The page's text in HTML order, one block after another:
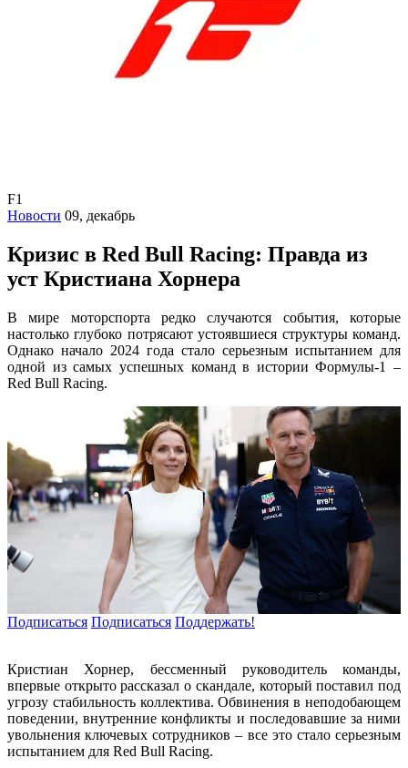
F1
Новости 09, декабрь
Кризис в Red Bull Racing: Правда из
уст Кристиана Хорнера
В мире моторспорта редко случаются события, которые
настолько глубоко потрясают устоявшиеся структуры команд.
Однако начало 2024 года стало серьезным испытанием для
одной из самых успешных команд в истории Формулы-1 –
Red Bull Racing.
Подписаться Подписаться Поддержать!
Кристиан Хорнер, бессменный руководитель команды,
впервые открыто рассказал о скандале, который поставил под
угрозу стабильность коллектива. Обвинения в неподобающем
поведении, внутренние конфликты и последовавшие за ними
увольнения ключевых сотрудников – все это стало серьезным
испытанием для Red Bull Racing.